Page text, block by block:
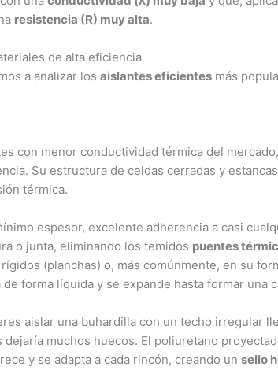
resistencia (R) muy alta.
de alta eficiencia
a analizar los aislantes eficientes más
con menor conductividad térmica del
Su estructura de celdas cerradas y
térmica.
espesor, excelente adherencia a casi
o junta, eliminando los temidos puentes
(planchas) o, más comúnmente, en su
forma líquida y se expande hasta formar una
aislar una buhardilla con un techo irregular
muchos huecos. El poliuretano
y se adapta a cada rincón, creando un sello